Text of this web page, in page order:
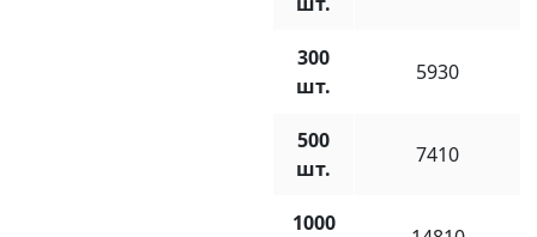
300
шт.
5930
500
шт.
7410
1000